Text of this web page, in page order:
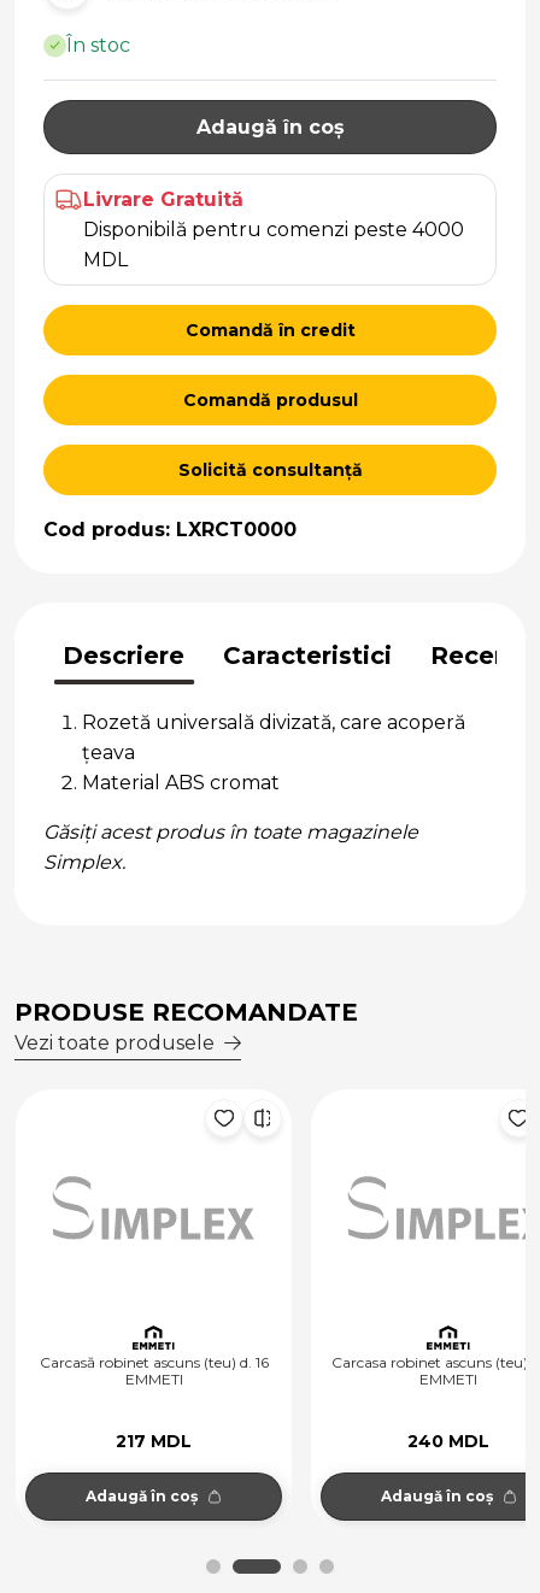
În stoc
Adaugă în coș
Livrare Gratuită
Disponibilă pentru comenzi peste 4000
MDL
Comandă în credit
Comandă produsul
Solicită consultanță
Cod produs: LXRCT0000
Descriere Caracteristici
Rozetă universală divizată, care acoperă
țeava
Material ABS cromat
Găsiți acest produs în toate magazinele
Simplex.
PRODUSE RECOMANDATE
Vezi toate produsele
Carcasă robinet ascuns (teu) d. 16
EMMETI
217 MDL
Adaugă în coș
Carcasa robinet ascuns (teu)
EMMETI
240 MDL
Adaugă în coș